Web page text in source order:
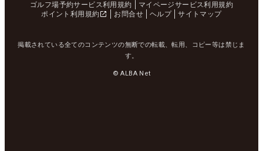
ゴルフ場予約サービス利用規約
マイページサービス利用規約
ポイント利用規約
お問合せ ヘルプ サイトマップ
掲載されている全てのコンテンツの無断での転載、転用、コピー等は禁じま
す。
© ALBA Net